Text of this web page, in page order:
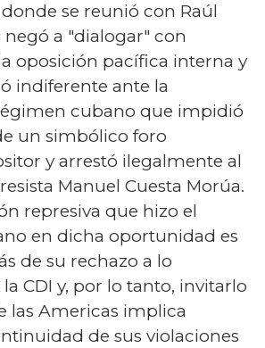
se reunió con Raúl
negó a "dialogar" con
oposición pacífica interna y
indiferente ante la
cubano que impidió
un simbólico foro
y arrestó ilegalmente al
Manuel Cuesta Morúa.
represiva que hizo el
en dicha oportunidad es
de su rechazo a lo
CDI y, por lo tanto, invitarlo
las Americas implica
de sus violaciones